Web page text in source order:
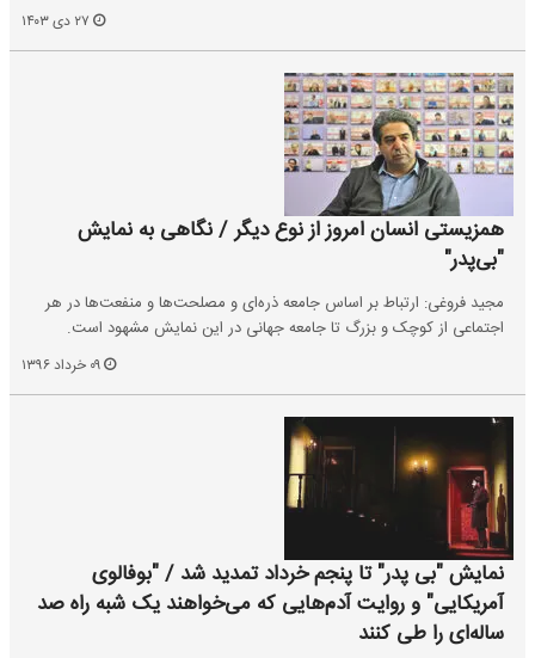
همزیستی انسان امروز از نوع دیگر / نگاهی به نمایش
"بی‌پدر"
مجید فروغی: ارتباط بر اساس جامعه ذره‌ای و مصلحت‌ها و منفعت‌ها در هر
اجتماعی از کوچک و بزرگ تا جامعه جهانی در این نمایش مشهود است.
نمایش "بی پدر" تا پنجم خرداد تمدید شد / "بوفالوی
آمریکایی" و روایت آدم‌هایی که می‌خواهند یک شبه راه صد
ساله‌ای را طی کنند